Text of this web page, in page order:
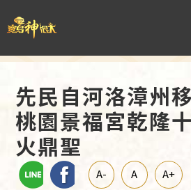
先民自河洛漳州
桃園景福宮乾隆
火鼎聖
A- A A+